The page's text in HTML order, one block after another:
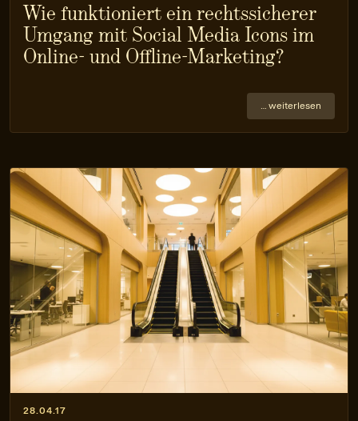
Wie funktioniert ein rechtssicherer
Umgang mit Social Media Icons im
Online- und Offline-Marketing?
… weiterlesen
28.04.17